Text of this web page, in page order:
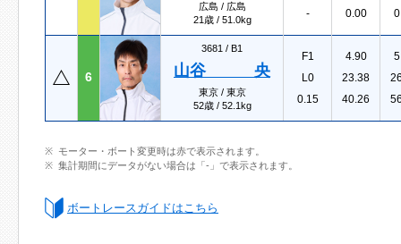
広島 / 広島
21歳 / 51.0kg
-
0.00
6
3681 / B1
山谷 央
東京 / 東京
52歳 / 52.1kg
F1
L0
0.15
4.90
23.38
40.26
モーター・ボート変更時は赤で表示されます。
集計期間にデータがない場合は「-」で表示されます。
ボートレースガイドはこちら